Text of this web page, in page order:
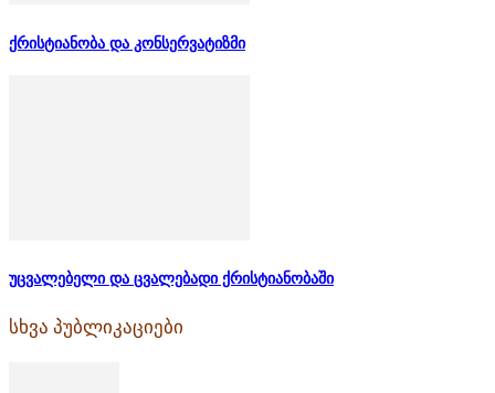
ქრისტიანობა და კონსერვატიზმი
უცვალებელი და ცვალებადი ქრისტიანობაში
სხვა პუბლიკაციები